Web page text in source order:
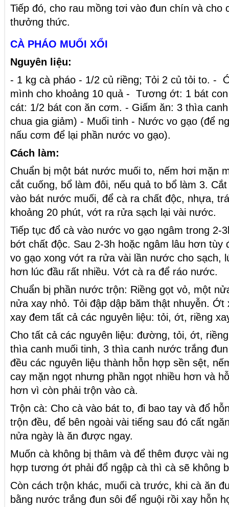
Tiếp đó, cho rau mồng tơi vào đun chín và cho
thưởng thức.
CÀ PHÁO MUỐI XỔI
Nguyên liệu:
- 1 kg cà pháo - 1/2 củ riềng; Tỏi 2 củ tỏi to. -
mình cho khoảng 10 quả - Tương ớt: 1 bát
cát: 1/2 bát con ăn cơm. - Giấm ăn: 3 thìa
chua gia giảm) - Muối tinh - Nước vo gạo (để
nấu cơm để lại phần nước vo gạo).
Cách làm:
Chuẩn bị một bát nước muối to, nếm hơi mặn
cắt cuống, bổ làm đôi, nếu quả to bổ làm 3.
vào bát nước muối, để cà ra chất độc, nhựa,
khoảng 20 phút, vớt ra rửa sạch lại vài nước.
Tiếp tục đổ cà vào nước vo gạo ngâm trong 2-
bớt chất độc. Sau 2-3h hoặc ngâm lâu hơn tùy
vo gạo xong vớt ra rửa vài lần nước cho sạch,
hơn lúc đầu rất nhiều. Vớt cà ra để ráo nước.
Chuẩn bị phần nước trộn: Riềng gọt vỏ, một
nửa xay nhỏ. Tỏi đập dập băm thật nhuyễn. Ớt
xay đem tất cả các nguyên liệu: tỏi, ớt, riềng
Cho tất cả các nguyên liệu: đường, tỏi, ớt,
thìa canh muối tinh, 3 thìa canh nước trắng
đều các nguyên liệu thành hỗn hợp sền sệt,
cay mặn ngọt nhưng phần ngọt nhiều hơn và
hơn vì còn phải trộn vào cà.
Trộn cà: Cho cà vào bát to, đi bao tay và đổ
trộn đều, để bên ngoài vài tiếng sau đó cất
nửa ngày là ăn được ngay.
Muốn cà không bị thâm và để thêm được vài
hợp tương ớt phải đổ ngập cà thì cà sẽ không
Còn cách trộn khác, muối cà trước, khi cà ăn
bằng nước trắng đun sôi để nguội rồi xay hỗn